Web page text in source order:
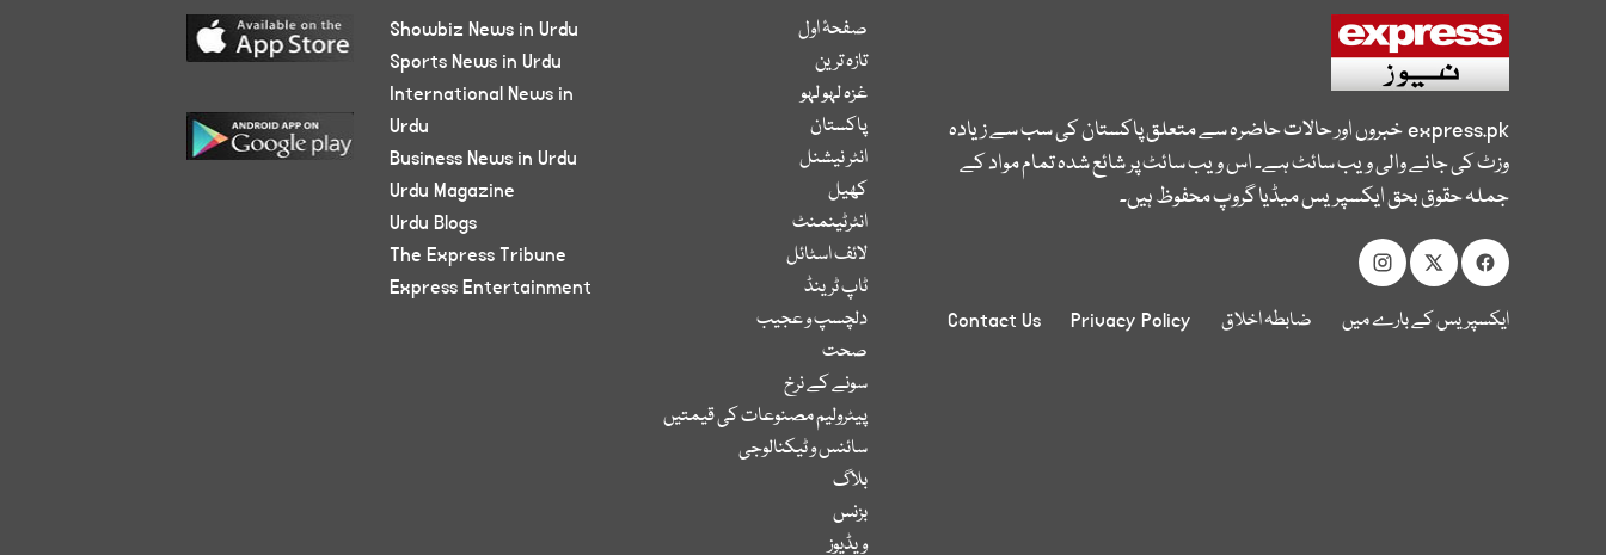
express.pkخبروں اور حالات حاضرہ سے متعلق پاکستان کی سب سے زیادہ
وزٹ کی جانے والی ویب سائٹ ہے۔ اس ویب سائٹ پر شائع شدہ تمام مواد کے
جملہ حقوق بحق ایکسپریس میڈیا گروپ محفوظ ہیں۔
ایکسپریس کے بارے میں ضابطہ اخلاق Privacy Policy
Contact Us
صفحۂ اول
تازہ ترین
غزہ لہو لہو
پاکستان
انٹر نیشنل
کھیل
انٹرٹینمنٹ
لائف اسٹائل
ٹاپ ٹرینڈ
دلچسپ و عجیب
صحت
سونے کے نرخ
پیٹرولیم مصنوعات کی قیمتیں
سائنس و ٹیکنالوجی
بلاگ
بزنس
ویڈیوز
Showbiz News in Urdu
Sports News in Urdu
International News in
Urdu
Business News in Urdu
Urdu Magazine
Urdu Blogs
The Express Tribune
Express Entertainment